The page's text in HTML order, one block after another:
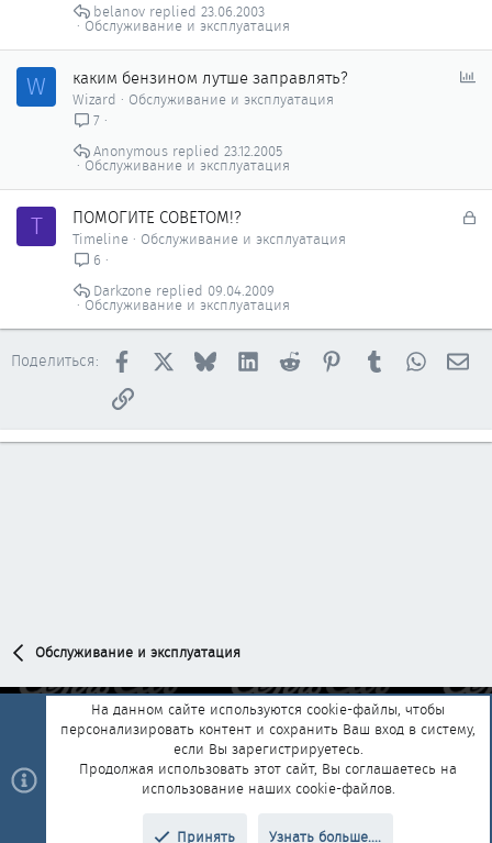
Обслуживание и эксплуатация
23.06.2003
belanov
W
О
каким бензином лутше заправлять?
Wizard
Обслуживание и эксплуатация
7
Обслуживание и эксплуатация
23.12.2005
Anonymous
T
З
ПОМОГИТЕ СОВЕТОМ!?
Timeline
Обслуживание и эксплуатация
6
Обслуживание и эксплуатация
09.04.2009
Darkzone
Поделиться: Facebook BlueskyLinkedInReddit PinterestTumblr
Ссылка
Обслуживание и эксплуатация
Обратная связь
Условия и правила
Политика конфиденциальности
Помощь Главная
R
®
На данном сайте используются cookie-файлы, чтобы
персонализировать контент и сохранить Ваш вход в систему,
если Вы зарегистрируетесь.
Продолжая использовать этот сайт, Вы соглашаетесь на
использование наших cookie-файлов.
Принять Узнать больше....